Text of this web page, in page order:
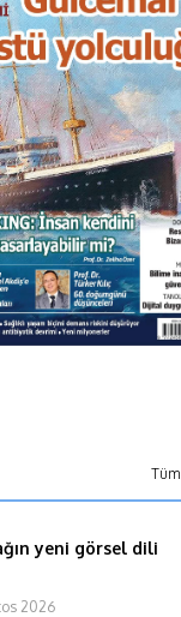
yeni görsel dili
2026